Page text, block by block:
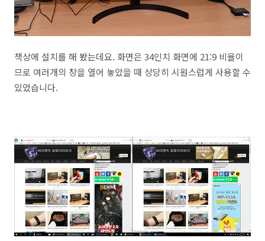
책상에 설치를 해 봤는데요. 화면은 34인치 화면에 21:9 비율이
므로 여러개의 창을 열어 놓았을 때 상당히 시원스럽게 사용할 수
있었습니다.